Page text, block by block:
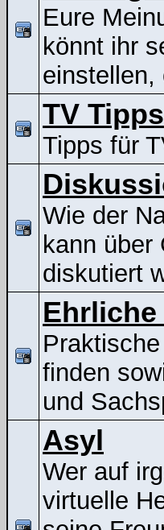
Eure
könnt ihr
einstellen,
TV Tipps
Tipps für
Wie der
kann über
diskutiert
Ehrliche
finden
und
Asyl
Wer auf
virtuelle